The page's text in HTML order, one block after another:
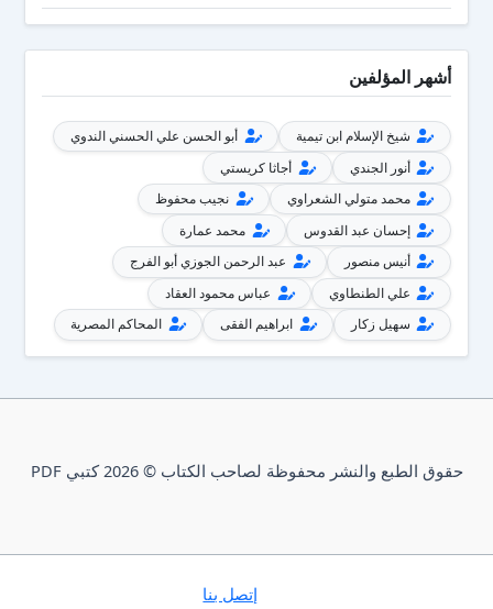
أشهر المؤلفين
شيخ الإسلام ابن تيمية
أبو الحسن علي الحسني الندوي
أنور الجندي
أجاثا كريستي
محمد متولي الشعراوي
نجيب محفوظ
إحسان عبد القدوس
محمد عمارة
أنيس منصور
عبد الرحمن الجوزي أبو الفرج
علي الطنطاوي
عباس محمود العقاد
سهيل زكار
ابراهيم الفقى المحاكم المصرية
حقوق الطبع والنشر محفوظة لصاحب الكتاب © 2026 كتبي PDF
إتصل بنا